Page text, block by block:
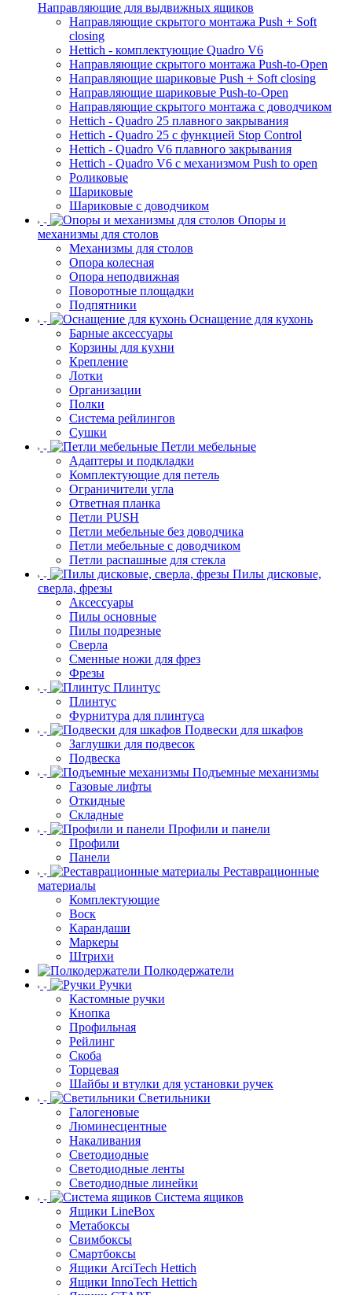
Направляющие для выдвижных ящиков
Направляющие скрытого монтажа Push + Soft
closing
Hettich - комплектующие Quadro V6
Направляющие скрытого монтажа Push-to-Open
Направляющие шариковые Push + Soft closing
Направляющие шариковые Push-to-Open
Направляющие скрытого монтажа с доводчиком
Hettich - Quadro 25 плавного закрывания
Hettich - Quadro 25 с функцией Stop Control
Hettich - Quadro V6 плавного закрывания
Hettich - Quadro V6 с механизмом Push to open
Роликовые
Шариковые
Шариковые с доводчиком
Опоры и
механизмы для столов
Механизмы для столов
Опора колесная
Опора неподвижная
Поворотные площадки
Подпятники
Оснащение для кухонь
Барные аксессуары
Корзины для кухни
Крепление
Лотки
Организации
Полки
Система рейлингов
Сушки
Петли мебельные
Адаптеры и подкладки
Комплектующие для петель
Ограничители угла
Ответная планка
Петли PUSH
Петли мебельные без доводчика
Петли мебельные с доводчиком
Петли распашные для стекла
Пилы дисковые,
сверла, фрезы
Аксессуары
Пилы основные
Пилы подрезные
Сверла
Сменные ножи для фрез
Фрезы
Плинтус
Плинтус
Фурнитура для плинтуса
Подвески для шкафов
Заглушки для подвесок
Подвеска
Подъемные механизмы
Газовые лифты
Откидные
Складные
Профили и панели
Профили
Панели
Реставрационные
материалы
Комплектующие
Воск
Карандаши
Маркеры
Штрихи
Полкодержатели
Ручки
Кастомные ручки
Кнопка
Профильная
Рейлинг
Скоба
Торцевая
Шайбы и втулки для установки ручек
Светильники
Галогеновые
Люминесцентные
Накаливания
Светодиодные
Светодиодные ленты
Светодиодные линейки
Система ящиков
Ящики LineBox
Метабоксы
Свимбоксы
Смартбоксы
Ящики ArciTech Hettich
Ящики InnoTech Hettich